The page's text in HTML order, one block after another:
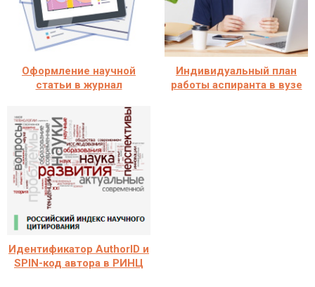
Оформление научной
статьи в журнал
Индивидуальный план
работы аспиранта в вузе
Идентификатор AuthorID и
SPIN-код автора в РИНЦ